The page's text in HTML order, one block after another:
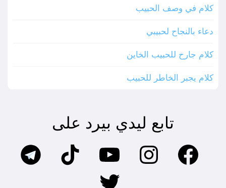
كلام في وصف الحبيب
دعاء بالنجاح لحبيبي
كلام جارح للحبيب الخاين
كلام يجبر الخاطر للحبيب
تابع ليدي بيرد على